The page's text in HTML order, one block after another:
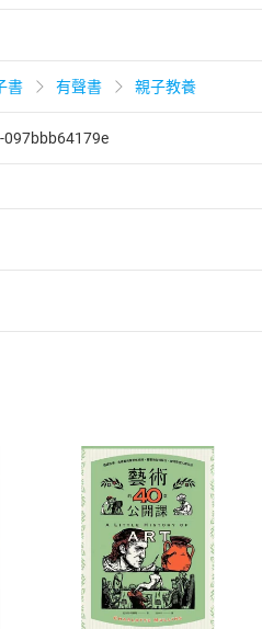
書 有聲書 親子教養
交易解除權合理例外情事適用
鋪所銷售之商品為電子書，
入樂天市場，並於「我的訂單
過後將為您辦理退款事宜。
消/退貨，恕無法以單支商品取
登入帳號
Login
Step2.登入